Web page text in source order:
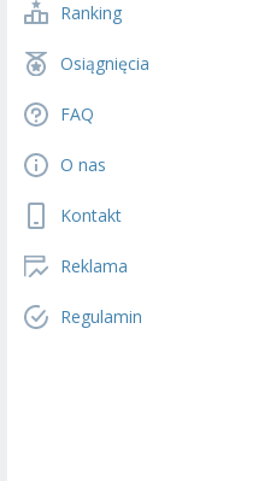
Ranking
Osiągnięcia
FAQ
O nas
Kontakt
Reklama
Regulamin